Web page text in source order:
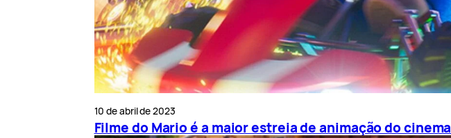
10 de abril de 2023
Filme do Mario é a maior estreia de animação do cinema